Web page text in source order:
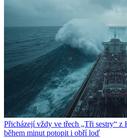
Přicházejí vždy ve třech „Tři sestry“ z
během minut potopit i obří loď